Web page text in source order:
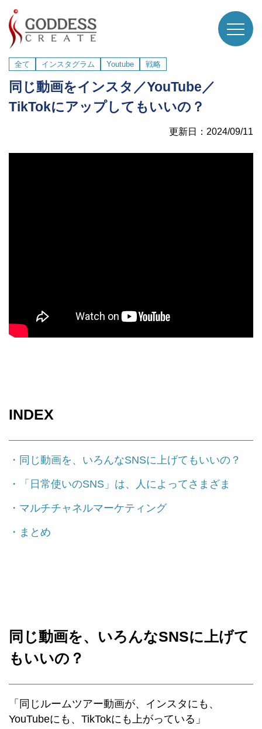
全て インスタグラム Youtube 戦略
同じ動画をインスタ／YouTube／
TikTokにアップしてもいいの？
更新日：2024/09/11
INDEX
・同じ動画を、いろんなSNSに上げてもいいの？
・「日常使いのSNS」は、人によってさまざま
・マルチチャネルマーケティング
・まとめ
同じ動画を、いろんなSNSに上げて
もいいの？
「同じルームツアー動画が、インスタにも、
YouTubeにも、TikTokにも上がっている」